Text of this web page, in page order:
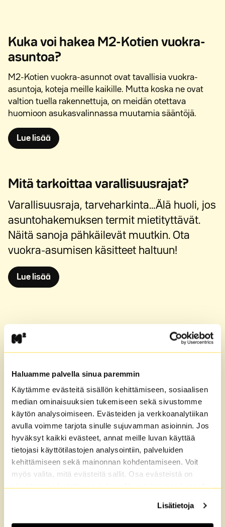
Haluamme palvella sinua paremmin
Käytämme evästeitä sisällön kehittämiseen, sosiaalisen
median ominaisuuksien tukemiseen sekä sivustomme
käytön analysoimiseen. Evästeiden ja verkkoanalytiikan
avulla voimme tarjota sinulle sujuvamman asioinnin. Jos
hyväksyt kaikki evästeet, annat meille luvan käyttää
tietojasi käyttötilastojen analysointiin, palveluiden
kehittämiseen sekä mainonnan kohdentamiseen. Voit
myös valita, mitä evästeitä sallit. Osa evästeistä on
sivustomme luotettavan ja turvallisen toiminnan kannalta
Lisätietoja
Kuka voi hakea M2-Kotien vuokra-
asuntoa?
M2-Kotien vuokra-asunnot ovat tavallisia vuokra-
asuntoja, koteja meille kaikille. Mutta koska ne ovat
valtion tuella rakennettuja, on meidän otettava
huomioon asukasvalinnassa muutamia sääntöjä.
Lue lisää Avautuu uuteen ikkunaan
Mitä tarkoittaa varallisuusrajat?
Varallisuusraja, tarveharkinta…Älä huoli, jos
asuntohakemuksen termit mietityttävät.
Näitä sanoja pähkäilevät muutkin. Ota
vuokra-asumisen käsitteet haltuun!
Lue lisää Avautuu uuteen ikkunaan
text_snippet Tietoa asuntohakemuksesta
Hakemuksen voimassaoloaika,
jonotusaika.
real_estate_agent Asuntotarjous ja -näyttöAvautuu
Asuntotarjous ja asuntonäyttö. Mitä
liitteitä hakemukseen. Vakuusmaksu.
task VuokrasopimusAvautuu uuteen
Sopimuksen allekirjoittaminen,
määräaikainen ja toistaiseksi voimassa